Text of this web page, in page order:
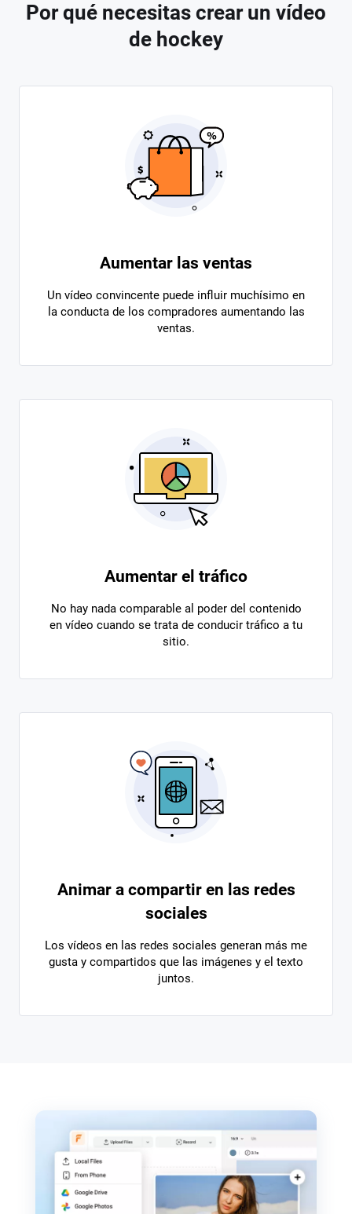
Por qué necesitas crear un vídeo
de hockey
Aumentar las ventas
Un vídeo convincente puede influir muchísimo en
la conducta de los compradores aumentando las
ventas.
Aumentar el tráfico
No hay nada comparable al poder del contenido
en vídeo cuando se trata de conducir tráfico a tu
sitio.
Animar a compartir en las redes
sociales
Los vídeos en las redes sociales generan más me
gusta y compartidos que las imágenes y el texto
juntos.